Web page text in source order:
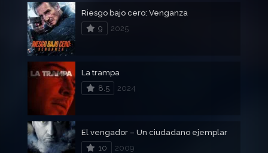
Riesgo bajo cero: Venganza
9
2025
La trampa
8.5
2024
El vengador – Un ciudadano ejemplar
10
2009